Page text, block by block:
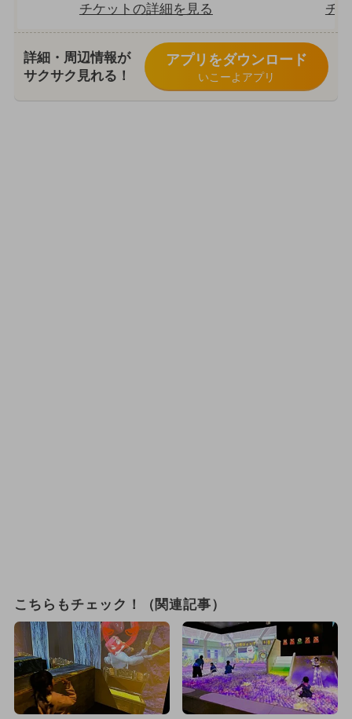
チケットの詳細を見る チ
詳細・周辺情報が
サクサク見れる！
アプリをダウンロード
いこーよアプリ
こちらもチェック！（関連記事）